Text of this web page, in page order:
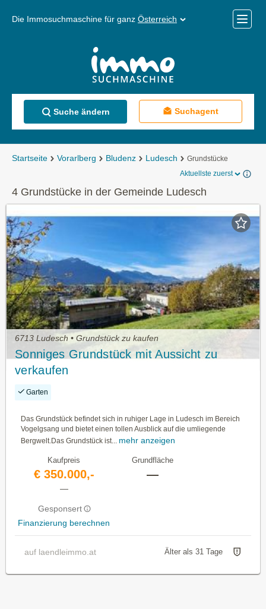
Die Immosuchmaschine für ganz Österreich
Menü
Suche ändern Suchagent
Startseite Vorarlberg Bludenz Ludesch
Grundstücke
Aktuellste zuerst
4 Grundstücke in der Gemeinde Ludesch
6713 Ludesch • Grundstück zu kaufen
Sonniges Grundstück mit Aussicht zu
verkaufen
Garten
Das Grundstück befindet sich in ruhiger Lage in Ludesch im Bereich
Vogelgsang und bietet einen tollen Ausblick auf die umliegende
Bergwelt.Das Grundstück ist...
mehr anzeigen
Kaufpreis
€ 350.000,-
—
Gesponsert
Finanzierung berechnen
Grundfläche
—
auf laendleimmo.at Älter als 31 Tage